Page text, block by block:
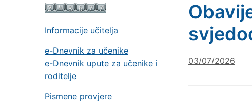
Informacije učitelja
e-Dnevnik za učenike
e-Dnevnik upute za učenike i
roditelje
Pismene provjere
03/07/2026